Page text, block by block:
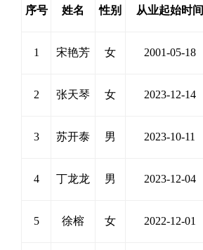
序号 姓名 性别 从业起始时间
1 宋艳芳 女 2001-05-18
2 张天琴 女 2023-12-14
3 苏开泰 男 2023-10-11
4 丁龙龙 男 2023-12-04
5 徐榕 女 2022-12-01